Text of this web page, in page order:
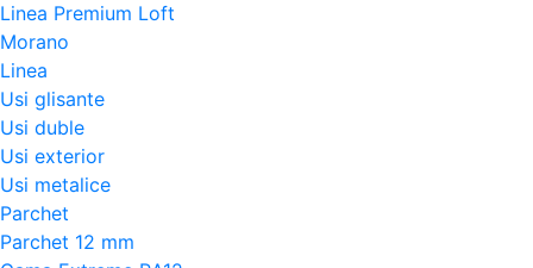
Linea Premium Loft
Morano
Linea
Usi glisante
Usi duble
Usi exterior
Usi metalice
Parchet
Parchet 12 mm